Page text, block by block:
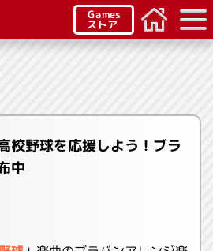
Games
ストア
校野球を応援しよう！ブラ
中